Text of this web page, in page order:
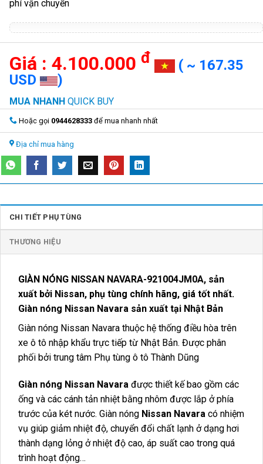
phí vận chuyển
4.100.000 đ
( ~ 167.35
USD
)
MUA NHANH QUICK BUY
Hoặc gọi 0944628333 để mua nhanh nhất
Địa chỉ mua hàng
CHI TIẾT PHỤ TÙNG
THƯƠNG HIỆU
GIÀN NÓNG NISSAN NAVARA-921004JM0A, sản
xuất bởi Nissan, phụ tùng chính hãng, giá tốt nhất.
Giàn nóng Nissan Navara sản xuất tại Nhật Bản
Giàn nóng Nissan Navara thuộc hệ thống điều hòa trên
xe ô tô nhập khẩu trực tiếp từ Nhật Bản. Được phân
phối bởi trung tâm Phụ tùng ô tô Thành Dũng
Giàn nóng Nissan Navara được thiết kế bao gồm các
ống và các cánh tản nhiệt bằng nhôm được lắp ở phía
trước của két nước. Giàn nóng Nissan Navara có nhiệm
vụ giúp giảm nhiệt độ, chuyển đổi chất lạnh ở dạng hơi
thành dạng lỏng ở nhiệt độ cao, áp suất cao trong quá
trình hoạt động…